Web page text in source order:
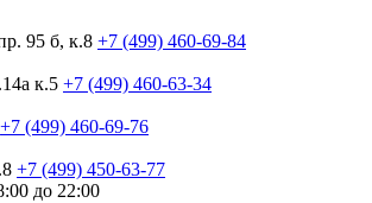
95 б, к.8 +7 (499) 460-69-84
к.5 +7 (499) 460-63-34
+7 (499) 460-69-76
+7 (499) 450-63-77
до 22:00